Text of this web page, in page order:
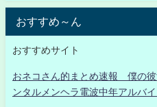
おすすめ～ん
おすすめサイト
おネコさん的まとめ速報 僕の
ンタルメンヘラ電波中年アルバ